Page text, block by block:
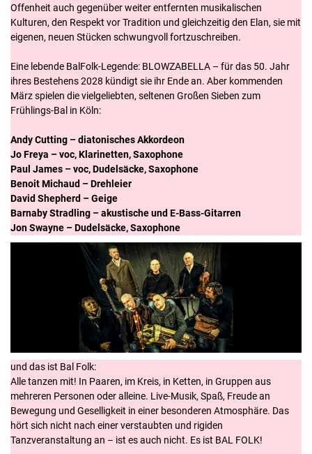
Offenheit auch gegenüber weiter entfernten musikalischen
Kulturen, den Respekt vor Tradition und gleichzeitig den Elan, sie mit
eigenen, neuen Stücken schwungvoll fortzuschreiben.
Eine lebende BalFolk-Legende: BLOWZABELLA – für das 50. Jahr
ihres Bestehens 2028 kündigt sie ihr Ende an. Aber kommenden
März spielen die vielgeliebten, seltenen Großen Sieben zum
Frühlings-Bal in Köln:
Andy Cutting – diatonisches Akkordeon
Jo Freya – voc, Klarinetten, Saxophone
Paul James – voc, Dudelsäcke, Saxophone
Benoit Michaud – Drehleier
David Shepherd – Geige
Barnaby Stradling – akustische und E-Bass-Gitarren
Jon Swayne – Dudelsäcke, Saxophone
und das ist Bal Folk:
Alle tanzen mit! In Paaren, im Kreis, in Ketten, in Gruppen aus
mehreren Personen oder alleine. Live-Musik, Spaß, Freude an
Bewegung und Geselligkeit in einer besonderen Atmosphäre. Das
hört sich nicht nach einer verstaubten und rigiden
Tanzveranstaltung an – ist es auch nicht. Es ist BAL FOLK!